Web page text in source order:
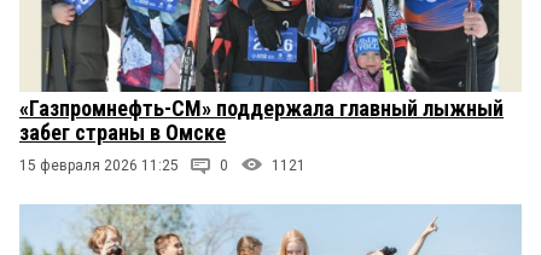
«Газпромнефть-СМ» поддержала главный лыжный
забег страны в Омске
15 февраля 2026 11:25 0 1121